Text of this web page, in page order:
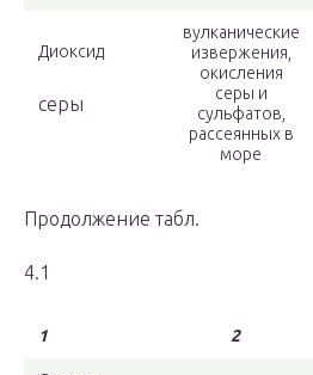
Диоксид
серы
вулканические
извержения,
окисления
серы и
сульфатов,
рассеянных в
море
Продолжение табл.
4.1
1 2